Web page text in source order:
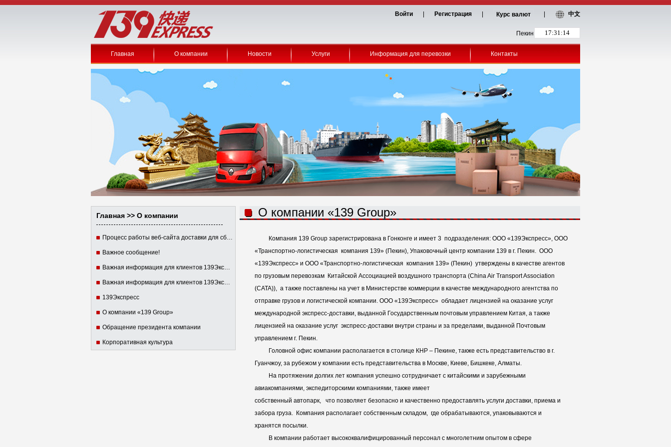
中文
Курс валют
Регистрация
Войти
Пекин
Главная О компании Новости Услуги Информация для перевозки Контакты
Главная >> О компании
Процесс работы веб-сайта доставки для сбора и распределения товаров
Важное сообщение!
Важная информация для клиентов 139Экспресс!
Важная информация для клиентов 139Экспресс!
139Экспресс
О компании «139 Group»
Обращение президента компании
Корпоративная культура
О компании «139 Group»
Компания 139 Group зарегистрирована в Гонконге и имеет 3 подразделения: ООО «139Экспресс», ООО
«Транспортно-логистическая компания 139» (Пекин), Упаковочный центр компании 139 в г. Пекин. ООО
«139Экспресс» и ООО «Транспортно-логистическая компания 139» (Пекин) утверждены в качестве агентов
по грузовым перевозкам Китайской Ассоциацией воздушного транспорта (China Air Transport Association
(CATA)), а также поставлены на учет в Министерстве коммерции в качестве международного агентства по
отправке грузов и логистической компании. ООО «139Экспресс» обладает лицензией на оказание услуг
международной экспресс-доставки, выданной Государственным почтовым управлением Китая, а также
лицензией на оказание услуг экспресс-доставки внутри страны и за пределами, выданной Почтовым
управлением г. Пекин.
Головной офис компании располагается в столице КНР – Пекине, также есть представительство в г.
Гуанчжоу, за рубежом у компании есть представительства в Москве, Киеве, Бишкеке, Алматы.
На протяжении долгих лет компания успешно сотрудничает с китайскими и зарубежными
авиакомпаниями, экспедиторскими компаниями, также имеет
собственный автопарк, что позволяет безопасно и качественно предоставлять услуги доставки, приема и
забора груза. Компания располагает собственным складом, где обрабатываются, упаковываются и
хранятся посылки.
В компании работает высококвалифицированный персонал с многолетним опытом в сфере